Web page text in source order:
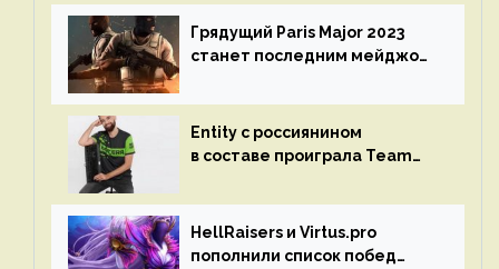
Грядущий Paris Major 2023
станет последним мейджор-
Entity с россиянином
в составе проиграла Team
HellRaisers и Virtus.pro
пополнили список побед